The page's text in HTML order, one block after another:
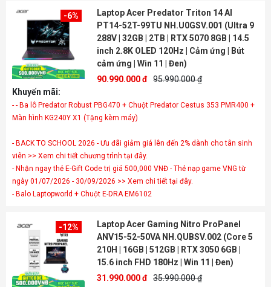
-6%
Laptop Acer Predator Triton 14 AI
PT14-52T-99TU NH.U0GSV.001 (Ultra 9
288V | 32GB | 2TB | RTX 5070 8GB | 14.5
inch 2.8K OLED 120Hz | Cảm ứng | Bút
cảm ứng | Win 11 | Đen)
90.990.000 đ 95.990.000 ₫
Khuyến mãi:
- - Ba lô Predator Robust PBG470 + Chuột Predator Cestus 353 PMR400 +
- BACK TO SCHOOL 2026 - Ưu đãi giảm giá lên đến 2% dành cho tân sinh
viên >> Xem chi tiết chương trình tại đây.
- Nhận ngay thẻ E-Gift Code trị giá 500,000 VNĐ - Thẻ nạp game VNG từ
ngày 01/07/2026 - 30/09/2026 >> Xem chi tiết tại đây.
- Balo Laptopworld + Chuột E-DRA EM6102
-12%
Laptop Acer Gaming Nitro ProPanel
ANV15-52-50VA NH.QUBSV.002 (Core 5
210H | 16GB | 512GB | RTX 3050 6GB |
15.6 inch FHD 180Hz | Win 11 | Đen)
31.990.000 đ 35.990.000 ₫